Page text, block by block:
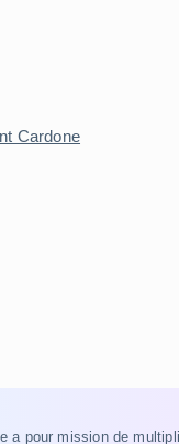
Cardone
a pour mission de